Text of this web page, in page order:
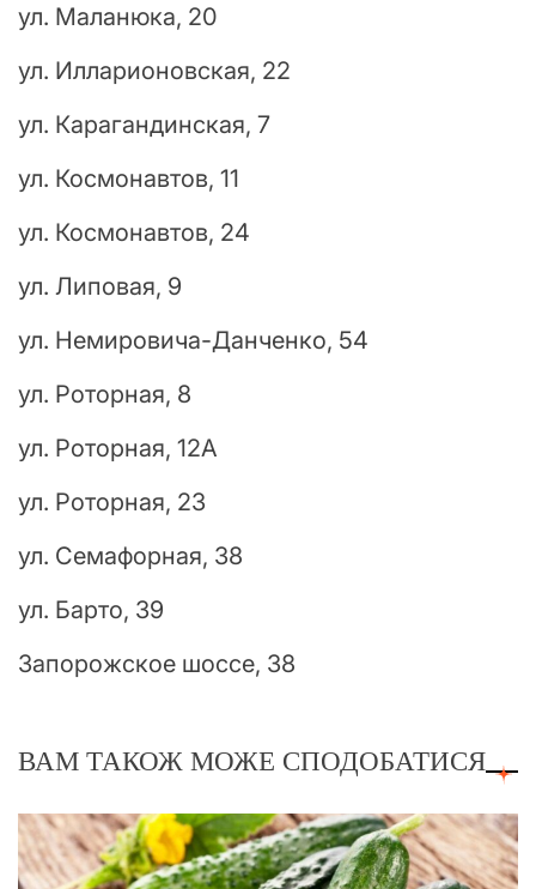
ул. Маланюка, 20
ул. Илларионовская, 22
ул. Карагандинская, 7
ул. Космонавтов, 11
ул. Космонавтов, 24
ул. Липовая, 9
ул. Немировича-Данченко, 54
ул. Роторная, 8
ул. Роторная, 12А
ул. Роторная, 23
ул. Семафорная, 38
ул. Барто, 39
Запорожское шоссе, 38
ВАМ ТАКОЖ МОЖЕ СПОДОБАТИСЯ